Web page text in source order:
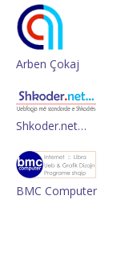
Arben Çokaj
Shkoder.net…
BMC Computer